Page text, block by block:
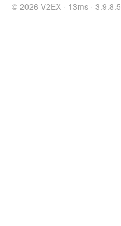
© 2026 V2EX · 13ms · 3.9.8.5